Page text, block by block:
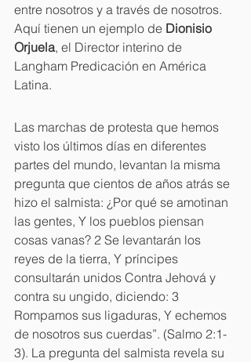
entre nosotros y a través de nosotros.
Aquí tienen un ejemplo de Dionisio
Orjuela, el Director interino de
Langham Predicación en América
Latina.
Las marchas de protesta que hemos
visto los últimos días en diferentes
partes del mundo, levantan la misma
pregunta que cientos de años atrás se
hizo el salmista: ¿Por qué se amotinan
las gentes, Y los pueblos piensan
cosas vanas? 2 Se levantarán los
reyes de la tierra, Y príncipes
consultarán unidos Contra Jehová y
contra su ungido, diciendo: 3
Rompamos sus ligaduras, Y echemos
de nosotros sus cuerdas”. (Salmo 2:1-
3). La pregunta del salmista revela su